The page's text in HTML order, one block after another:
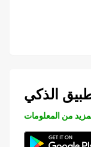
الذكي
من المعلومات